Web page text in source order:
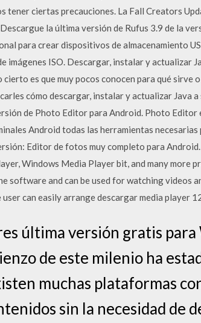
tener ciertas precauciones. La Fall Creators
la última versión de Rufus 3.9 de la
para crear dispositivos de almacenamiento
imágenes ISO. Descargar, instalar y actualizar
es que muy pocos conocen para qué sirve
cómo descargar, instalar y actualizar Java
de Photo Editor para Android. Photo
Android todas las herramientas
Editor de fotos muy completo para
Windows Media Player bit, and many more
software and can be used for watching videos
can easily arrange descargar media player
última versión gratis
de este milenio ha
muchas plataformas
sin la necesidad de